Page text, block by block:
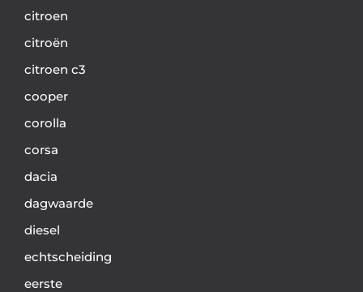
citroen
citroën
citroen c3
cooper
corolla
corsa
dacia
dagwaarde
diesel
echtscheiding
eerste